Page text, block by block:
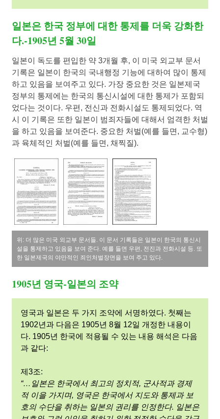
일본은 한국 정부에 대한 통제를 더욱 강화한
다.-1905년 5월 30일
일본이 독도를 편입한 약 3개월 후, 이 미국 외교부 문서
기록은 일본이 한국의 국내행정 기능에 대하여 많이 통제
하고 있음을 보여주고 있다. 가장 중요한 것은 일본제국
정부의 통제에는 한국의 통신시설에 대한 통제가 포함되
었다는 것이다. 우편, 전신과 전화시설도 통제되었다. 역
시 이 기록은 또한 일본이 범죄자들에 대해서 엄격한 처벌
을 하고 있음을 보여준다. 중요한 처벌(예를 들면, 교수형)
과 육체적인 처벌(예를 들면, 채찍질).
위: 더 많은 미국 외교부 문서들. 이 문서 기록들은 일본이 한국의 통신시
설을 통제하고 있음을 보여 준다. 예를 들면 우편, 전진과 전화시설 등. 또
한 일본제국의 야만적인 죄인처벌장면을 보여 주고 있다.
1905년 영국-일본의 조약
영국과 일본은 두 가지 조약에 서명하였다. 첫째는
1902년과 다음은 1905년 8월 12일 개정한 내용이
다. 1905년 한국에 적용될 수 있는 내용 해석은 다음
과 같다:
제3조:
“…일본은 한국에서 최고의 정치적, 군사적과 경제
적 이을 가지며, 영국은 한국에서 지도와 통제과 보
호의 수단을 취하는 일본의 권리를 인정한다. 일본은